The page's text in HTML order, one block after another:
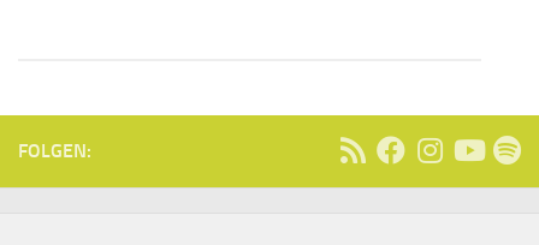
FOLGEN: